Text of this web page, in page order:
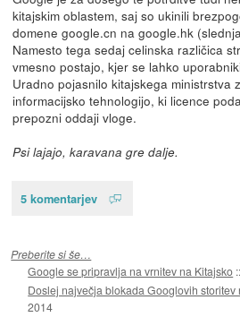
kitajskim oblastem, saj so ukinili
domene google.cn na google.hk
Namesto tega sedaj celinska različica
vmesno postajo, kjer se lahko
Uradno pojasnilo kitajskega ministrstva
informacijsko tehnologijo, ki licence
prepozni oddaji vloge.
Psi lajajo, karavana gre dalje.
5 komentarjev
Preberite si še…
Google se pripravlja na vrnitev na Kitajsko
Doslej največja blokada Googlovih storitev
2014